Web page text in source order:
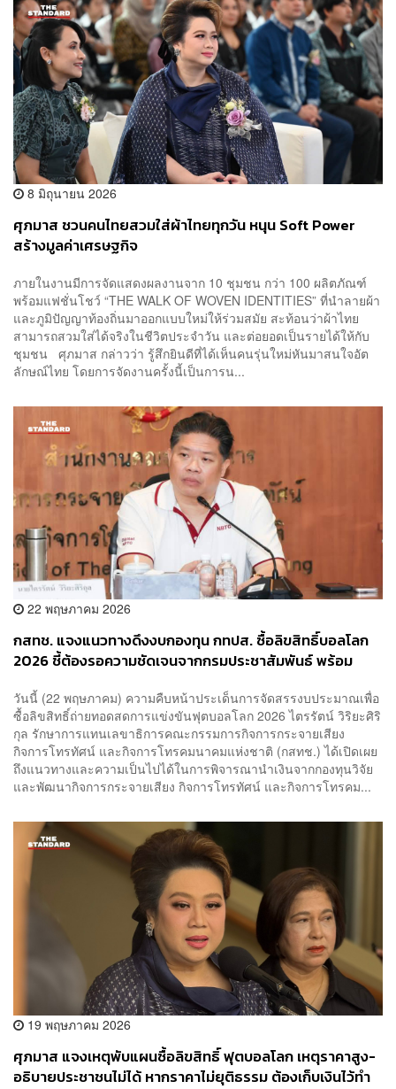
8 มิถุนายน 2026
ศุภมาส ชวนคนไทยสวมใส่ผ้าไทยทุกวัน หนุน Soft Power
สร้างมูลค่าเศรษฐกิจ
ภายในงานมีการจัดแสดงผลงานจาก 10 ชุมชน กว่า 100 ผลิตภัณฑ์
พร้อมแฟชั่นโชว์ “THE WALK OF WOVEN IDENTITIES” ที่นำลายผ้า
และภูมิปัญญาท้องถิ่นมาออกแบบใหม่ให้ร่วมสมัย สะท้อนว่าผ้าไทย
สามารถสวมใส่ได้จริงในชีวิตประจำวัน และต่อยอดเป็นรายได้ให้กับ
ชุมชน ศุภมาส กล่าวว่า รู้สึกยินดีที่ได้เห็นคนรุ่นใหม่หันมาสนใจอัต
ลักษณ์ไทย โดยการจัดงานครั้งนี้เป็นการน...
22 พฤษภาคม 2026
กสทช. แจงแนวทางดึงงบกองทุน กทปส. ซื้อลิขสิทธิ์บอลโลก
2026 ชี้ต้องรอความชัดเจนจากกรมประชาสัมพันธ์ พร้อม
วันนี้ (22 พฤษภาคม) ความคืบหน้าประเด็นการจัดสรรงบประมาณเพื่อ
ซื้อลิขสิทธิ์ถ่ายทอดสดการแข่งขันฟุตบอลโลก 2026 ไตรรัตน์ วิริยะศิริ
กุล รักษาการแทนเลขาธิการคณะกรรมการกิจการกระจายเสียง
กิจการโทรทัศน์ และกิจการโทรคมนาคมแห่งชาติ (กสทช.) ได้เปิดเผย
ถึงแนวทางและความเป็นไปได้ในการพิจารณานำเงินจากกองทุนวิจัย
และพัฒนากิจการกระจายเสียง กิจการโทรทัศน์ และกิจการโทรคม...
19 พฤษภาคม 2026
ศุภมาส แจงเหตุพับแผนซื้อลิขสิทธิ์ ฟุตบอลโลก เหตุราคาสูง-
อธิบายประชาชนไม่ได้ หากราคาไม่ยุติธรรม ต้องเก็บเงินไว้ทำ